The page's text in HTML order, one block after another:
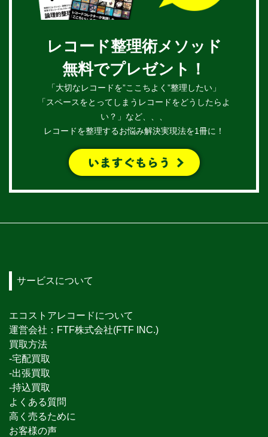
レコード整理術メソッド
無料でプレゼント！
「大切なレコードを”ここちよく”整理したい」
「スペースをとってしまうレコードをどうしたらよ
い？」など、、、
レコードを整理するお悩み解決実現法を1冊に！
サービスについて
エコストアレコードについて
運営会社：FTF株式会社(FTF INC.)
買取方法
-宅配買取
-出張買取
-持込買取
よくある質問
高く売るために
お客様の声